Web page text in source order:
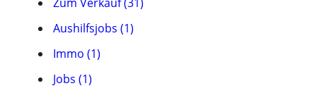
Aushilfsjobs (1)
Immo (1)
Jobs (1)